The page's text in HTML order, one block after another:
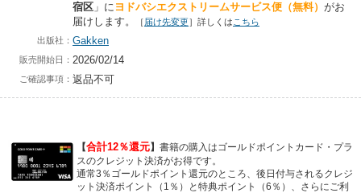
宿区 」に ヨドバシエクストリームサービス便（無料） がお
届けします。
［届け先変更］詳しくは こちら
出版社： Gakken
販売開始日： 2026/02/14
ご確認事項： 返品不可
【合計12％還元】 書籍の購入はゴールドポイントカード・プラ
スのクレジット決済がお得です。
通常3％ゴールドポイント還元のところ、後日付与されるクレジ
ット決済ポイント（1％）と特典ポイント（6％）、さらにご利